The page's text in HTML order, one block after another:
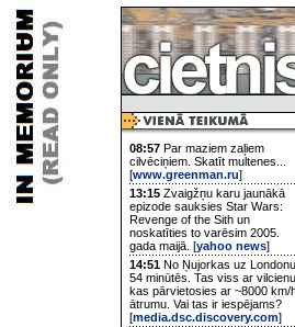
08:57 Par maziem zaļiem
cilvēciņiem. Skatīt multenes...
[www.greenman.ru]
13:15 Zvaigžņu karu jaunākā
epizode sauksies Star Wars:
Revenge of the Sith un
noskatīties to varēsim 2005.
gada maijā. [yahoo news]
14:51 No Ņujorkas uz Londonu
54 minūtēs. Tas viss ar vilcienu,
kas pārvietosies ar ~8000 km/
ātrumu. Vai tas ir iespējams?
[media.dsc.discovery.com]